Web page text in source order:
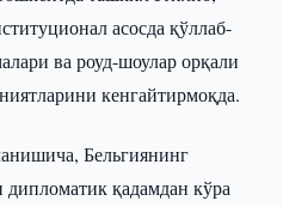
асосда қўллаб-
ва роуд-шоулар орқали
кенгайтирмоқда.
Бельгиянинг
қадамдан кўра